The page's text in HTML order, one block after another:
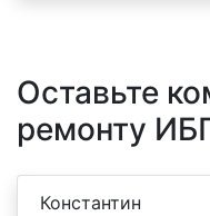
Оставьте
ремонту
Константин